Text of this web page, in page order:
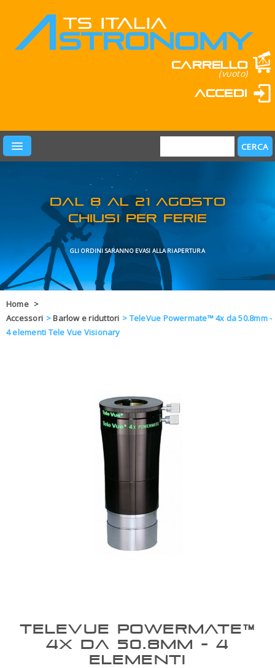
Carrello
(vuoto)
Accedi
PRODOTTI
LEARN & FUN
MARCHI
OFFERTE
BLOG
DAL 8 AL 21
GLI ORDINI SARANNO EVASI
Home >
Accessori >Barlow e riduttori > TeleVue Powermate™ 4x da 50.8mm -
4 elementi Tele Vue Visionary
TELEVUE POWERMATE™
4X DA 50.8MM - 4
ELEMENTI